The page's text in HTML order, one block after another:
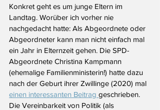
Konkret geht es um junge Eltern im
Landtag. Worüber ich vorher nie
nachgedacht hatte: Als Abgeordnete oder
Abgeordneter kann man nicht einfach mal
ein Jahr in Elternzeit gehen. Die SPD-
Abgeordnete Christina Kampmann
(ehemalige Familienministerin!) hatte dazu
nach der Geburt ihrer Zwillinge (2020) mal
einen interessanten Beitrag geschrieben.
Die Vereinbarkeit von Politik (als